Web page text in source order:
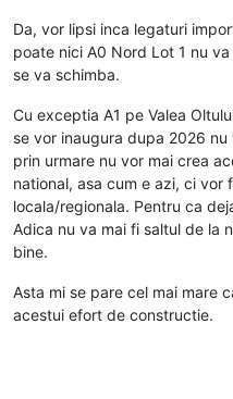
Da, vor lipsi inca legaturi
poate nici A0 Nord Lot 1 nu
se va schimba.
Cu exceptia A1 pe Valea
se vor inaugura dupa 2026
prin urmare nu vor mai crea
national, asa cum e azi, ci vor
locala/regionala. Pentru ca
Adica nu va mai fi saltul de la
bine.
Asta mi se pare cel mai mare
acestui efort de constructie.